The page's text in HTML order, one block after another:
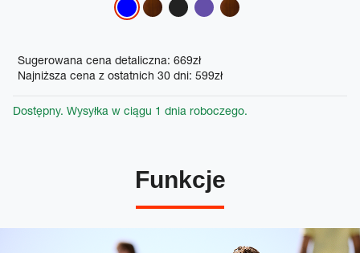
Promotions
Sugerowana cena detaliczna: 669zł
Najniższa cena z ostatnich 30 dni: 599zł
Dostępny. Wysyłka w ciągu 1 dnia roboczego.
Funkcje